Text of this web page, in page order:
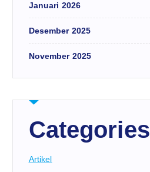
Januari 2026
Desember 2025
November 2025
Categories
Artikel